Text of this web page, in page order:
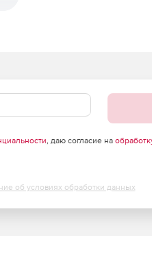
, даю согласие на
об условиях обработки данных